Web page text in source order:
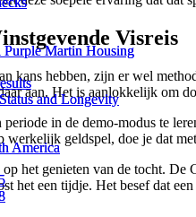
Purple Martin Housing
and Longevity
America
Purple Martin Housing
and Longevity
America
Visreis
kans hebben, zijn er wel
aan. Het is aanlokkelijk om
in de demo-modus te
werkelijk geldspel, doe je dat
het genieten van de tocht.
het een tijdje. Het besef dat